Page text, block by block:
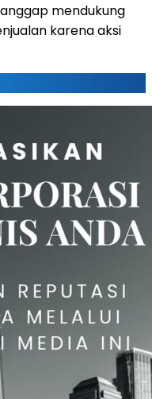
mendukung
karena aksi